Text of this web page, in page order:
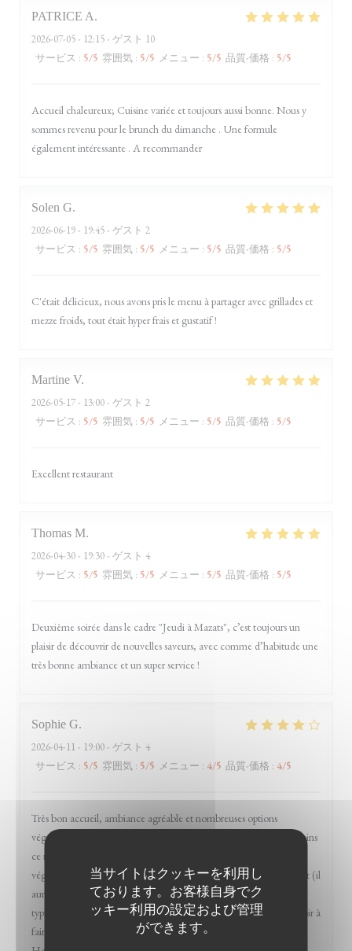
当サイトはクッキーを利用し
ております。お客様自身でク
ッキー利用の設定および管理
ができます。
PATRICE A
2026-07-05- 12:15 - ゲスト 10
サービス : 5/5 雰囲気 : 5/5 メニュー : 5/5 品質-価格 : 5/5
Accueil chaleureux; Cuisine variée et toujours aussi bonne. Nous y
sommes revenu pour le brunch du dimanche . Une formule
également intéressante . A recommander
Solen G
2026-06-19- 19:45 - ゲスト 2
サービス : 5/5 雰囲気 : 5/5 メニュー : 5/5 品質-価格 : 5/5
C'était délicieux, nous avons pris le menu à partager avec grillades et
mezze froids, tout était hyper frais et gustatif !
Martine V
2026-05-17- 13:00 - ゲスト 2
サービス : 5/5 雰囲気 : 5/5 メニュー : 5/5 品質-価格 : 5/5
Excellent restaurant
Thomas M
2026-04-30- 19:30 - ゲスト 4
サービス : 5/5 雰囲気 : 5/5 メニュー : 5/5 品質-価格 : 5/5
Deuxième soirée dans le cadre "Jeudi à Mazats", c’est toujours un
plaisir de découvrir de nouvelles saveurs, avec comme d’habitude une
très bonne ambiance et un super service !
Sophie G
2026-04-11 - 19:00 - ゲスト 4
サービス : 5/5 雰囲気 : 5/5 メニュー : 4/5 品質-価格 : 4/5
Très bon accueil, ambiance agréable et nombreuses options
végétariennes dont un plat entier (l'assiette végétarienne), néanmoins
ce restaurant m'était indiqué comme disposant d'options
végétaliennes et au final, à part quelques entrées, il n'y en a pas tant (il
aurait fallu composer l'assiette végétarienne sur mesure, c'est
typiquement ces demandes d'ajustements que j'apprécie ne pas avoir à
faire en allant dans des restos pré-sélectionnés sur l'application